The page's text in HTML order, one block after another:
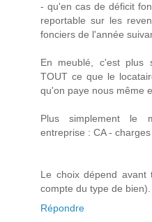
- qu'en cas de déficit
reportable sur les
fonciers de l'année
En meublé, c'est plus
TOUT ce que le
qu'on paye nous même
Plus simplement le
entreprise : CA -
Le choix dépend
compte du type de bien).
Répondre